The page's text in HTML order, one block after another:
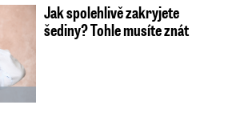
Jak spolehlivě zakryjete
šediny? Tohle musíte znát